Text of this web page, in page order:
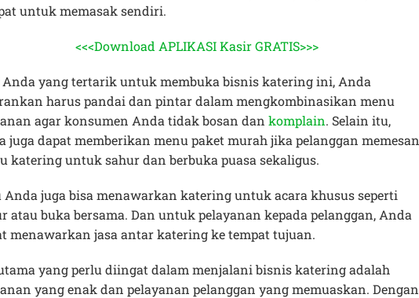
untuk memasak sendiri.
<<<Download APLIKASI Kasir GRATIS>>>
Anda yang tertarik untuk membuka bisnis katering ini, Anda
harus pandai dan pintar dalam mengkombinasikan menu
agar konsumen Anda tidak bosan dan komplain. Selain itu,
juga dapat memberikan menu paket murah jika pelanggan memesan
katering untuk sahur dan berbuka puasa sekaligus.
Anda juga bisa menawarkan katering untuk acara khusus seperti
atau buka bersama. Dan untuk pelayanan kepada pelanggan, Anda
menawarkan jasa antar katering ke tempat tujuan.
yang perlu diingat dalam menjalani bisnis katering adalah
yang enak dan pelayanan pelanggan yang memuaskan. Dengan